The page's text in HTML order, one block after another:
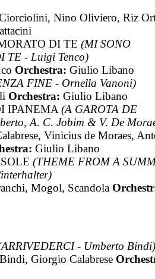
Nino Oliviero, Riz
DI TE (MI SONO
TE - Luigi Tenco)
Orchestra: Giulio Libano
FINE - Ornella Vanoni)
Orchestra: Giulio Libano
IPANEMA(A GAROTA DE
A. C. Jobim & V. De
Vinicius de Moraes,
Giulio Libano
(THEME FROM A
Mogol, Scandola
- Umberto Bindi)
Giorgio Calabrese